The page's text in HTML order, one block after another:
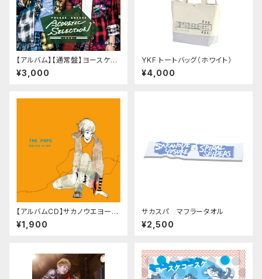
【アルバム】【通常盤】ヨースケコ
ースケ「YOSUKE KOSUKE A
COUSTIC SELECTION」
¥3,000
YKF トートバッグ（ホワイト）
¥4,000
【アルバムCD】サカノウエヨース
ケ「THE POPS」
¥1,900
サカスパ マフラータオル
¥2,500